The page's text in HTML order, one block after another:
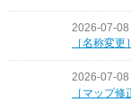
2026-07-08
［名称変
2026-07-08
［マップ